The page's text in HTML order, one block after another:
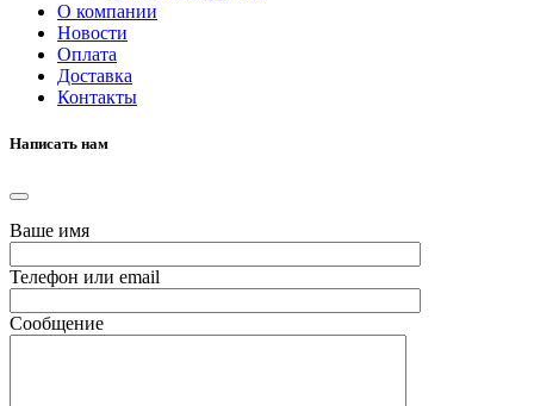
О компании
Новости
Оплата
Доставка
Контакты
Написать нам
Ваше имя
Телефон или email
Сообщение